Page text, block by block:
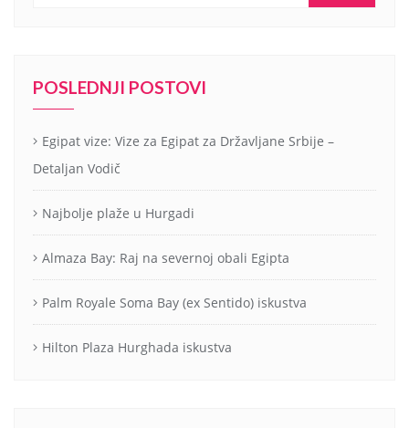
POSLEDNJI POSTOVI
Egipat vize: Vize za Egipat za Državljane Srbije –
Detaljan Vodič
Najbolje plaže u Hurgadi
Almaza Bay: Raj na severnoj obali Egipta
Palm Royale Soma Bay (ex Sentido) iskustva
Hilton Plaza Hurghada iskustva